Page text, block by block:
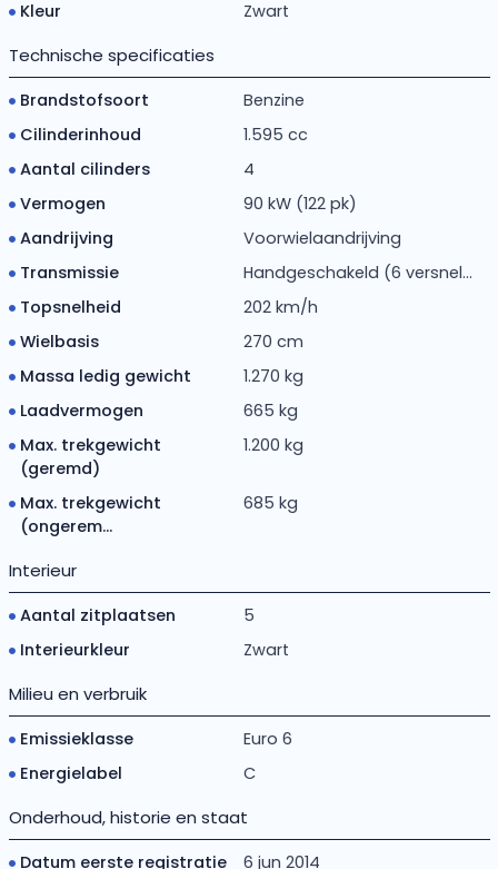
Kleur Zwart
Technische specificaties
Brandstofsoort
Benzine
Cilinderinhoud
1.595 cc
Aantal cilinders
4
Vermogen
90 kW (122 pk)
Aandrijving
Voorwielaandrijving
Transmissie
Handgeschakeld (6 versnel...
Topsnelheid
202 km/h
Wielbasis
270 cm
Massa ledig gewicht
1.270 kg
Laadvermogen
665 kg
Max. trekgewicht
(geremd)
1.200 kg
Max. trekgewicht
(ongerem...
685 kg
Interieur
Aantal zitplaatsen
5
Interieurkleur
Zwart
Milieu en verbruik
Emissieklasse
Euro 6
Energielabel
C
Onderhoud, historie en staat
Datum eerste registratie
6 jun 2014